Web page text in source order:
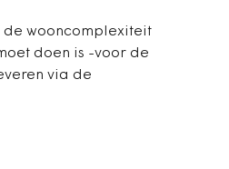
de wooncomplexiteit
doen is -voor de
via de